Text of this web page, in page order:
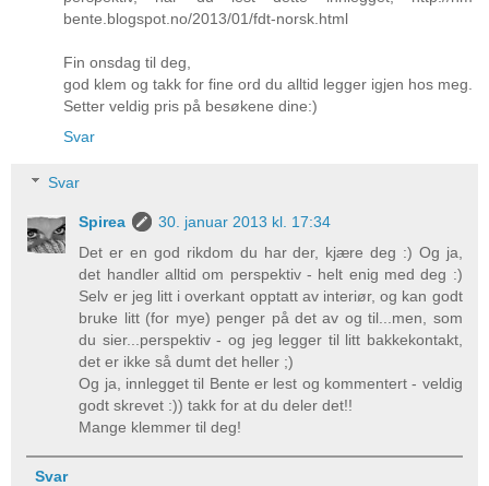
bente.blogspot.no/2013/01/fdt-norsk.html
Fin onsdag til deg,
god klem og takk for fine ord du alltid legger igjen hos meg.
Setter veldig pris på besøkene dine:)
Svar
Svar
Spirea
30. januar 2013 kl. 17:34
Det er en god rikdom du har der, kjære deg :) Og ja,
det handler alltid om perspektiv - helt enig med deg :)
Selv er jeg litt i overkant opptatt av interiør, og kan godt
bruke litt (for mye) penger på det av og til...men, som
du sier...perspektiv - og jeg legger til litt bakkekontakt,
det er ikke så dumt det heller ;)
Og ja, innlegget til Bente er lest og kommentert - veldig
godt skrevet :)) takk for at du deler det!!
Mange klemmer til deg!
Svar